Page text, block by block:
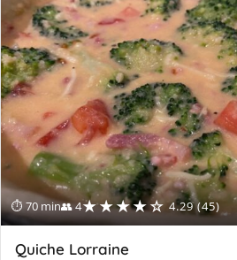
⏱ 70 min👥 4★★★★☆ 4.29 (45)
Quiche Lorraine